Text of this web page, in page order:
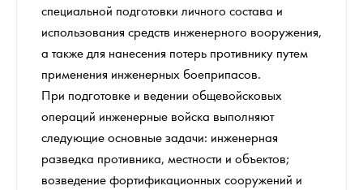
специальной подготовки личного состава и
использования средств инженерного вооружения,
а также для нанесения потерь противнику путем
применения инженерных боеприпасов.
При подготовке и ведении общевойсковых
операций инженерные войска выполняют
следующие основные задачи: инженерная
разведка противника, местности и объектов;
возведение фортификационных сооружений и